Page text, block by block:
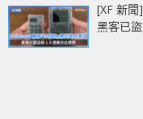
[XF 新
黑客已